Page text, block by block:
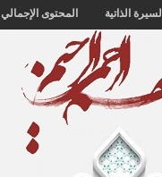
السيرة الذاتية المحتوى الإجمالي